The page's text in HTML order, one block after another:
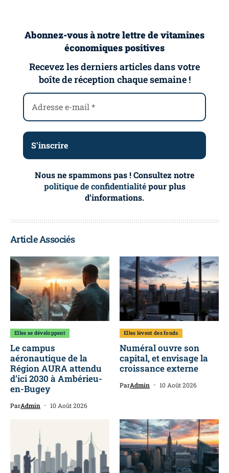
Abonnez-vous à notre lettre de vitamines
économiques positives
Recevez les derniers articles dans votre
boîte de réception chaque semaine !
Nous ne spammons pas ! Consultez notre
politique de confidentialitépour plus
d’informations.
Article Associés
Elles se développent
Le campus
aéronautique de la
Région AURA attendu
d’ici 2030 à Ambérieu-
en-Bugey
ParAdmin 10 Août 2026
Elles lèvent des fonds
Numéral ouvre son
capital, et envisage la
croissance externe
ParAdmin 10 Août 2026